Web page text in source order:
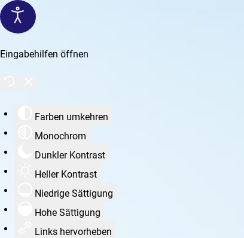
Eingabehilfen öffnen
Farben umkehren
Monochrom
Dunkler Kontrast
Heller Kontrast
Niedrige Sättigung
Hohe Sättigung
Links hervorheben